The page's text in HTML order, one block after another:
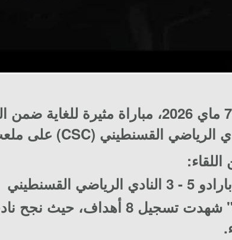
الرياضي القسنطيني (CSC) على ملعب 20 أوت 1955.
القسنطيني
​كانت مباراة "مجنونة" شهدت